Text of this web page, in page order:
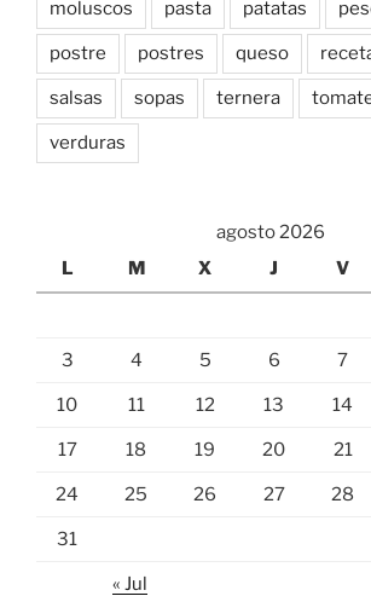
moluscos pasta patatas
postre postres queso
salsas sopas ternera
verduras
agosto 2026
L
M X J V
3 4 5 6 7
10 11 12 13 14
17 18 19 20 21
24 25 26 27 28
31
« Jul